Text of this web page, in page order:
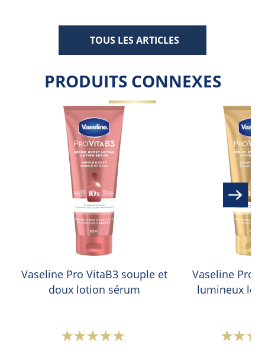
TOUS LES ARTICLES
PRODUITS CONNEXES
Vaseline Pro VitaB3 souple et
doux lotion sérum
La
Vaseline Pro
lumineux